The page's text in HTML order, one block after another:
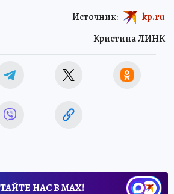
Кристина ЛИНК
Источник: kp.ru
НАС В МАХ!